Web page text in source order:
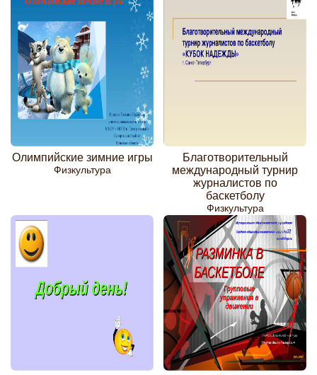
Олимпийские зимние игры
Физкультура
Благотворительный
международный турнир
журналистов по
баскетболу
Физкультура